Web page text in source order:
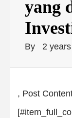
yang
By 2
, Post